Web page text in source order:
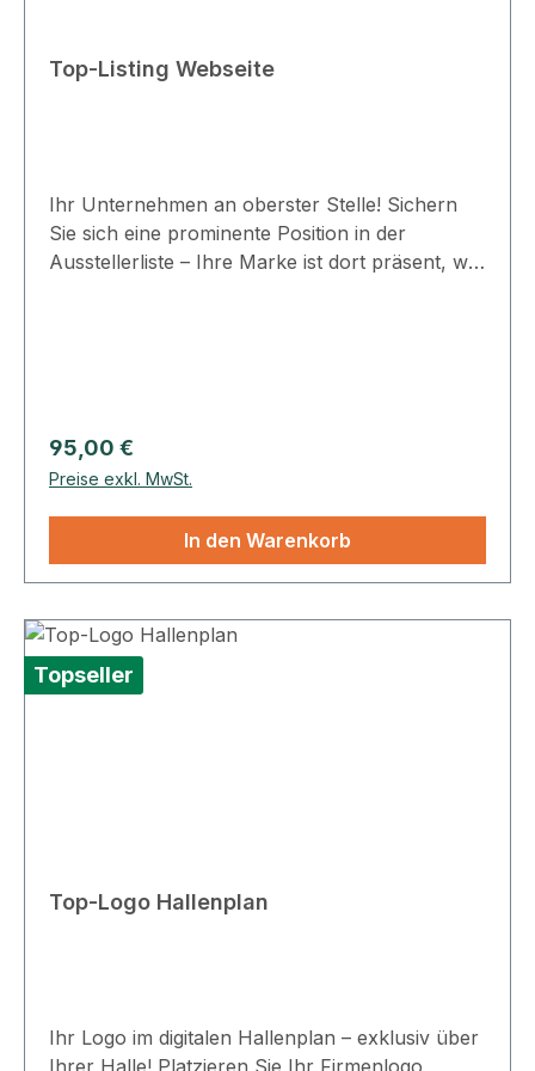
Top-Listing Webseite
Ihr Unternehmen an oberster Stelle! Sichern
Sie sich eine prominente Position in der
Ausstellerliste – Ihre Marke ist dort präsent, wo
Import der Daten der nächsten
VeranstaltungZur Ausstellerliste!
Regulärer Preis:
95,00 €
Preise exkl. MwSt.
In den Warenkorb
Topseller
Top-Logo Hallenplan
Ihr Logo im digitalen Hallenplan – exklusiv über
Ihrer Halle! Platzieren Sie Ihr Firmenlogo